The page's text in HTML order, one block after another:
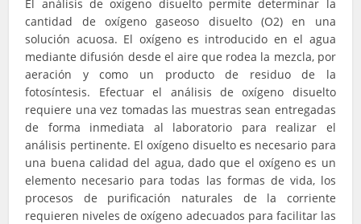
El análisis de oxígeno disuelto permite determinar la
cantidad de oxígeno gaseoso disuelto (O2) en una
solución acuosa. El oxígeno es introducido en el agua
mediante difusión desde el aire que rodea la mezcla, por
aeración y como un producto de residuo de la
fotosíntesis. Efectuar el análisis de oxígeno disuelto
requiere una vez tomadas las muestras sean entregadas
de forma inmediata al laboratorio para realizar el
análisis pertinente. El oxígeno disuelto es necesario para
una buena calidad del agua, dado que el oxígeno es un
elemento necesario para todas las formas de vida, los
procesos de purificación naturales de la corriente
requieren niveles de oxígeno adecuados para facilitar las